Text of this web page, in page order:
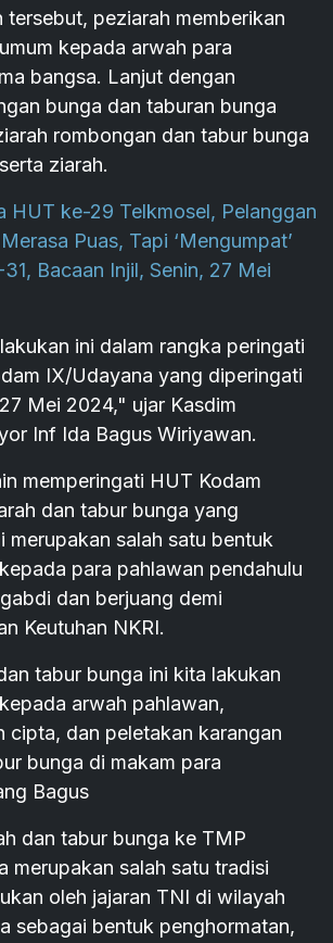
tersebut, peziarah memberikan
kepada arwah para
bangsa. Lanjut dengan
bunga dan taburan bunga
rombongan dan tabur bunga
ziarah.
HUT ke-29 Telkmosel, Pelanggan
Puas, Tapi ‘Mengumpat’
Bacaan Injil, Senin, 27 Mei
ini dalam rangka peringati
IX/Udayana yang diperingati
Mei 2024," ujar Kasdim
Inf Ida Bagus Wiriyawan.
memperingati HUT Kodam
dan tabur bunga yang
merupakan salah satu bentuk
para pahlawan pendahulu
dan berjuang demi
Keutuhan NKRI.
tabur bunga ini kita lakukan
arwah pahlawan,
cipta, dan peletakan karangan
bunga di makam para
Bagus
dan tabur bunga ke TMP
merupakan salah satu tradisi
oleh jajaran TNI di wilayah
sebagai bentuk penghormatan,